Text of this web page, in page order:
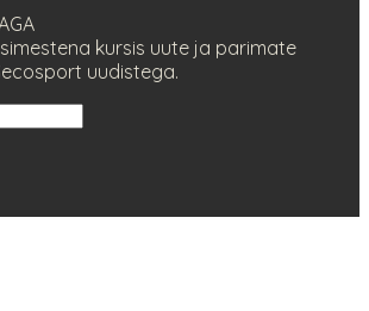
kursis uute ja parimate
uudistega.